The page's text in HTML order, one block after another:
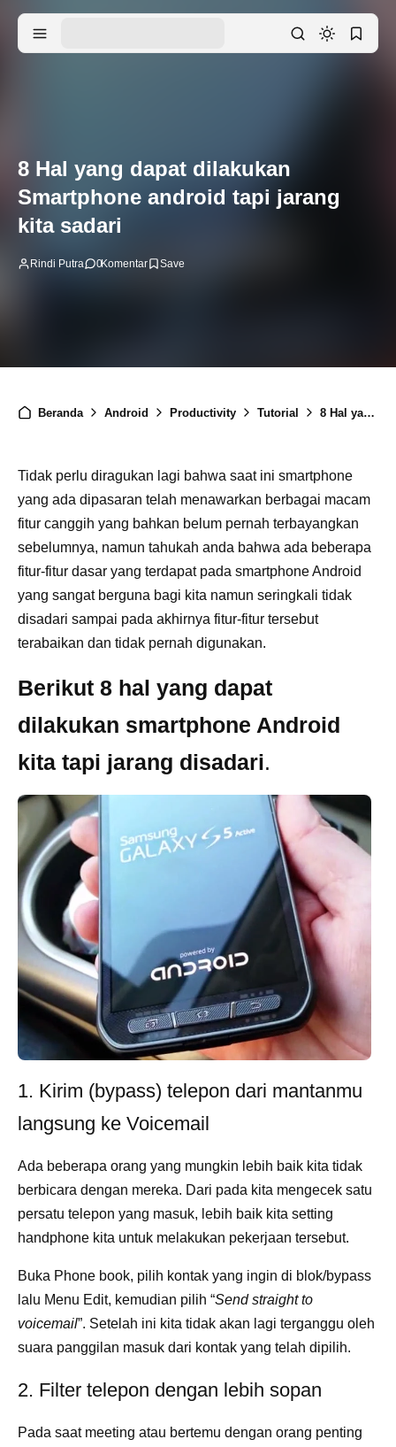
8 Hal yang dapat dilakukan
Smartphone android tapi jarang
kita sadari
Rindi Putra 0Komentar
Beranda Android Productivity Tutorial 8 Hal yang dapat dilakukan Smartphone android tapi jarang kita sadari
Tidak perlu diragukan lagi bahwa saat ini smartphone
yang ada dipasaran telah menawarkan berbagai macam
fitur canggih yang bahkan belum pernah terbayangkan
sebelumnya, namun tahukah anda bahwa ada beberapa
fitur-fitur dasar yang terdapat pada smartphone Android
yang sangat berguna bagi kita namun seringkali tidak
disadari sampai pada akhirnya fitur-fitur tersebut
terabaikan dan tidak pernah digunakan.
Berikut 8 hal yang dapat
dilakukan smartphone Android
kita tapi jarang disadari.
1. Kirim (bypass) telepon dari mantanmu
langsung ke Voicemail
Ada beberapa orang yang mungkin lebih baik kita tidak
berbicara dengan mereka. Dari pada kita mengecek satu
persatu telepon yang masuk, lebih baik kita setting
handphone kita untuk melakukan pekerjaan tersebut.
Buka Phone book, pilih kontak yang ingin di blok/bypass
lalu Menu Edit, kemudian pilih “Send straight to
voicemail”. Setelah ini kita tidak akan lagi terganggu oleh
suara panggilan masuk dari kontak yang telah dipilih.
2. Filter telepon dengan lebih sopan
Pada saat meeting atau bertemu dengan orang penting